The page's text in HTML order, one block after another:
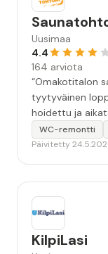
Uusimaa
4.4
164 arviota
“Omakotitalon
tyytyväinen
hoidettu ja
WC-remontti
Päivitetty
KilpiLasi